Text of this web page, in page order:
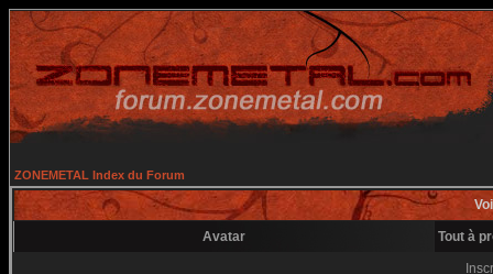
ZONEMETAL Index du Forum
Avatar Tout à